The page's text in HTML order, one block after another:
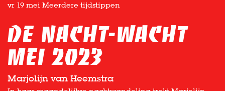
De Nacht-Wacht
mei 2023
Marjolijn van Heemstra
vr 19 mei Meerdere tijdstippen